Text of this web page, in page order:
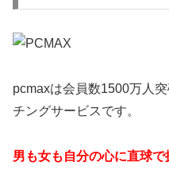
pcmaxは会員数1500万人
チングサービスです。
男も女も自分の心に直球